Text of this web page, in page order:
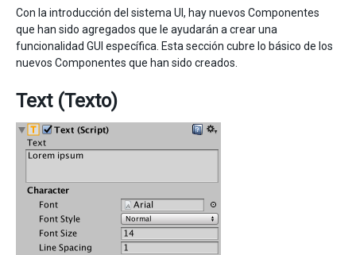
Con la introducción del sistema UI, hay nuevos Componentes
que han sido agregados que le ayudarán a crear una
funcionalidad GUI específica. Esta sección cubre lo básico de los
nuevos Componentes que han sido creados.
Text (Texto)